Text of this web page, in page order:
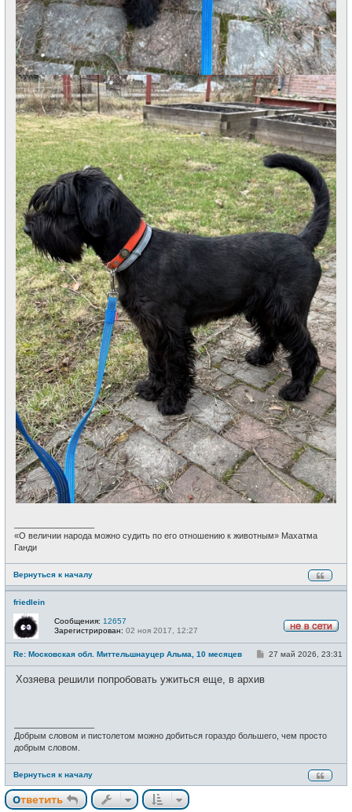
«О величии народа можно судить по его отношению к животным» Махатма
Ганди
Вернуться к началу
friedlein
в
с
Сообщения: 12657
Зарегистрирован: 02 ноя 2017, 12:27
Re: Московская обл. Миттельшнауцер Альма, 10 месяцев
С27 май 2026, 23:31
Хозяева решили попробовать ужиться еще, в архив
Добрым словом и пистолетом можно добиться гораздо большего, чем просто
добрым словом.
Вернуться к началу
Ответить